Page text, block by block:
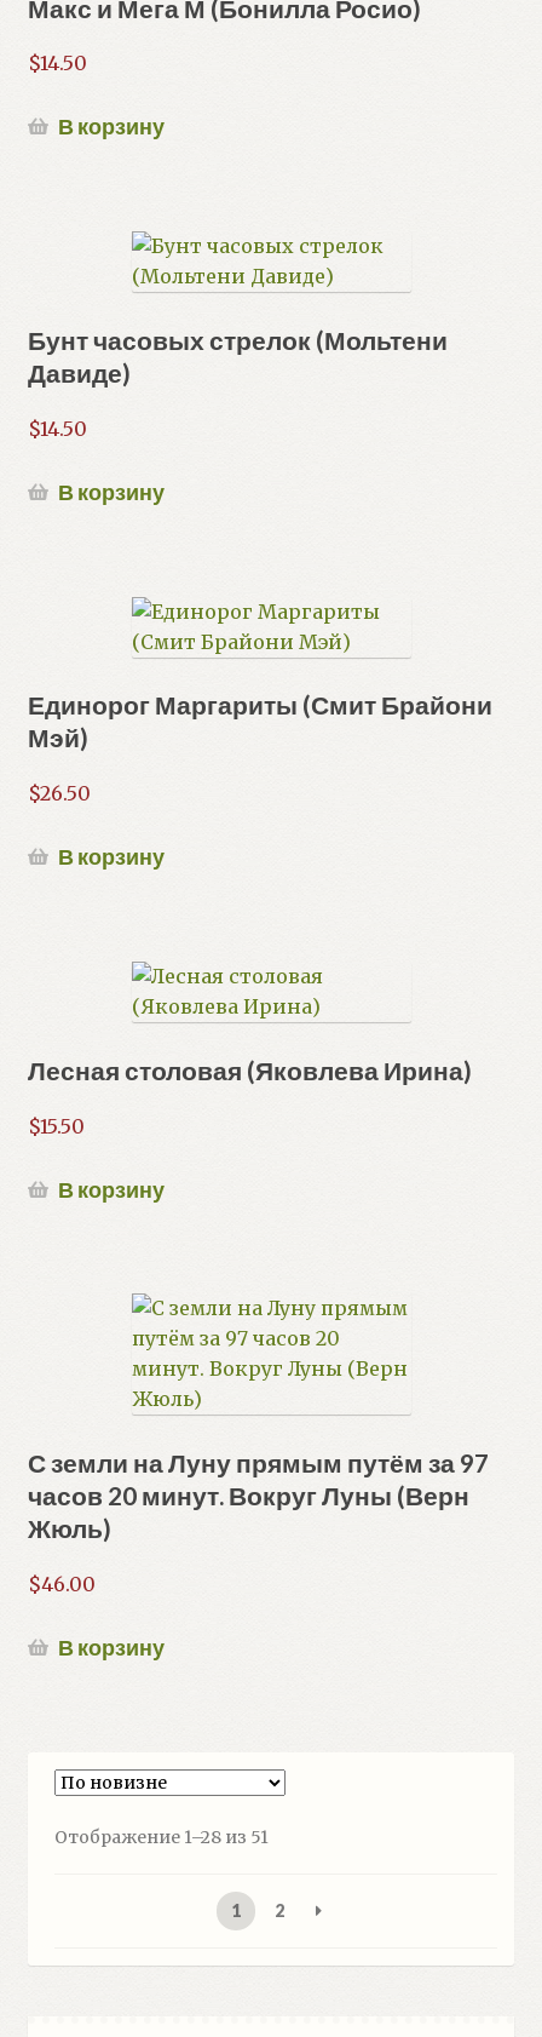
Макс и Мега М (Бонилла Росио)
$14.50
В корзину
Бунт часовых стрелок (Мольтени
Давиде)
$14.50
В корзину
Единорог Маргариты (Смит Брайони
Мэй)
$26.50
В корзину
Лесная столовая (Яковлева Ирина)
$15.50
В корзину
С земли на Луну прямым путём за 97
часов 20 минут. Вокруг Луны (Верн
Жюль)
$46.00
В корзину
Отображение 1–28 из 51
1 2